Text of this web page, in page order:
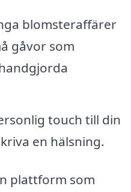
blomsteraffärer
gåvor som
touch till din
en hälsning.
plattform som